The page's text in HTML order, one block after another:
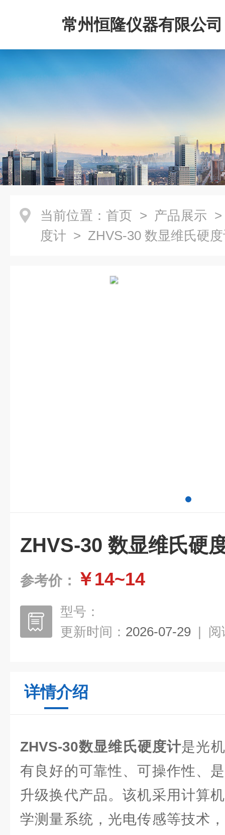
常州恒隆仪器有限公司
当前位置： 首页 > 产品展示
度计 > ZHVS-30 数显维氏硬
ZHVS-30 数显维氏硬
参考价： ￥14~14
型号：
更新时间： 2026-07-29 | 阅
详情介绍
ZHVS-30数显维氏硬度计是光
有良好的可靠性、可操作性、
升级换代产品。该机采用计算
学测量系统，光电传感等技术